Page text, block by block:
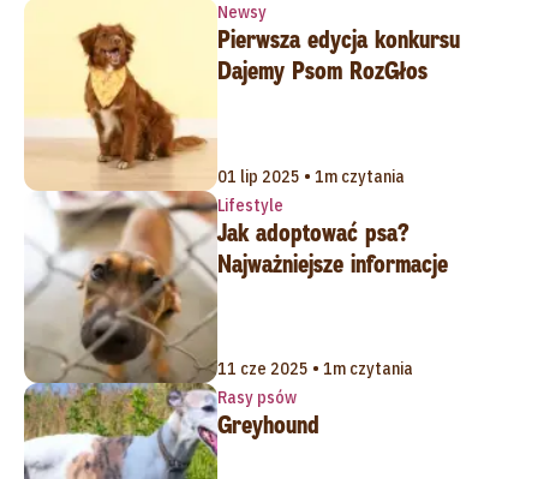
Newsy
Pierwsza edycja konkursu
Dajemy Psom RozGłos
01 lip 2025 • 1m czytania
Lifestyle
Jak adoptować psa?
Najważniejsze informacje
11 cze 2025 • 1m czytania
Rasy psów
Greyhound